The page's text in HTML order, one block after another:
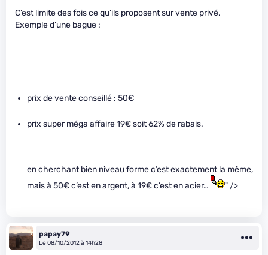
C’est limite des fois ce qu’ils proposent sur vente privé.
Exemple d’une bague :
prix de vente conseillé : 50€
prix super méga affaire 19€ soit 62% de rabais.
en cherchant bien niveau forme c’est exactement la même,
mais à 50€ c’est en argent, à 19€ c’est en acier…
" />
papay79
Le 08/10/2012 à 14h28